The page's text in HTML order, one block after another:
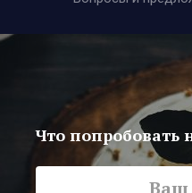
Что попробовать